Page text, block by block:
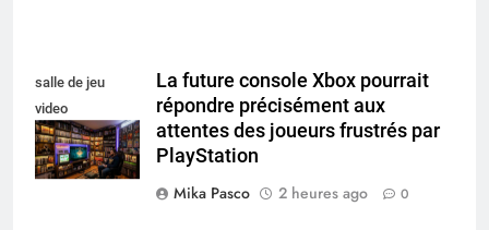
salle de jeu
video
collectionneur
La future console Xbox pourrait
répondre précisément aux
attentes des joueurs frustrés par
PlayStation
Mika Pasco
2 heures ago 0